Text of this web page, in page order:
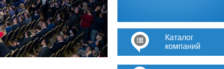
Каталог
компаний